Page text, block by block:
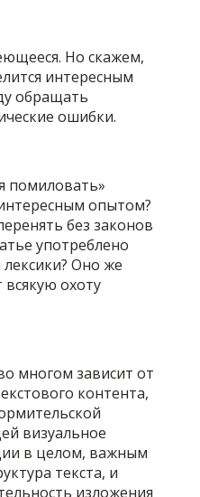
Но скажем,
интересным
обращать
ошибки.
помиловать»
опытом?
без законов
употреблено
Оно же
всякую охоту
многом зависит от
контента,
визуальное
в целом, важным
текста, и
изложения